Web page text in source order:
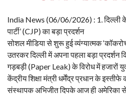
India News (06/06/2026) : ​1. दिल्ली
पार्टी’ (CJP) का बड़ा प्रदर्शन
​सोशल मीडिया से शुरू हुई व्यंग्यात्मक
उतरकर दिल्ली में अपना पहला बड़ा प्रदर्शन
गड़बड़ी (Paper Leak) के विरोध में हजारों
केंद्रीय शिक्षा मंत्री धर्मेंद्र प्रधान के
संस्थापक अभिजीत दिपके आज ही अमेरिका